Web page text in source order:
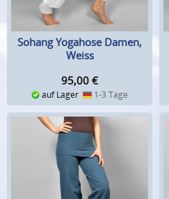
Sohang Yogahose Damen,
Weiss
95,00 €
auf Lager 1-3 Tage